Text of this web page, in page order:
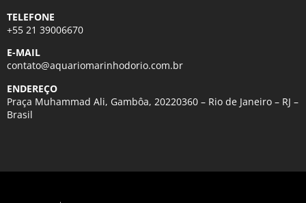
TELEFONE
+55 21 39006670
E-MAIL
contato@aquariomarinhodorio.com.br
ENDEREÇO
Praça Muhammad Ali, Gambôa, 20220360 – Rio de Janeiro – RJ –
Brasil